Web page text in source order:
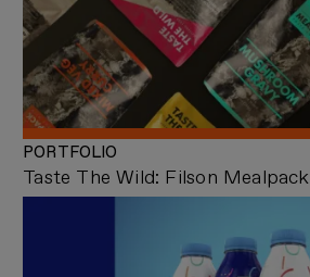
Taste The Wild: Filson Mealpack
PORTFOLIO